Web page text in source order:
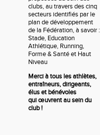
clubs, au travers des cinq
secteurs identifiés par le
plan de développement
de la Fédération, à savoir :
Stade, Education
Athlétique, Running,
Forme & Santé et Haut
Niveau
Merci à tous les athlètes,
entraîneurs, dirigeants,
élus et bénévoles
quiœuvrentau sein du
club !